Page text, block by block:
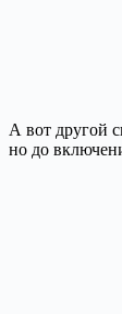
А вот другой
но до